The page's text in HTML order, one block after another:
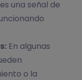
una señal de
En algunas
o la